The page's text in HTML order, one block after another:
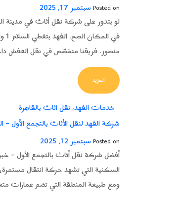
Posted onسبتمبر 17, 2025
لو بتدور على شركة نقل أثاث في مدينة
منصور. فريقنا متخصّص في نقل العفش داخل
المزيدFROM شركة نقل أثاث في مدينة السلام | ونش رفع أثاث سريع وآمن
خدمات الفهد،نقل اثاث بالقاهرة
شركة الفهد لنقل الأثاث بالتجمع الأول –
Posted onسبتمبر 12, 2025
أفضل شركة نقل أثاث بالتجمع الأول –
السكنية التي تشهد حركة انتقال
ومع طبيعة المنطقة التي تضم عمارات